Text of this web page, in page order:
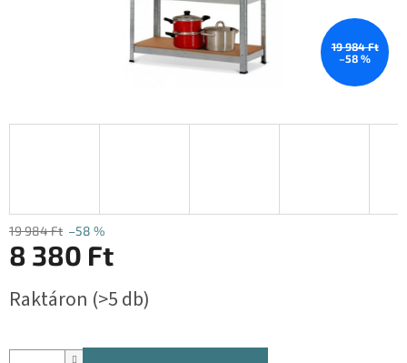
19 984 Ft
–58 %
19 984 Ft –58 %
8 380 Ft
Raktáron (>5 db)